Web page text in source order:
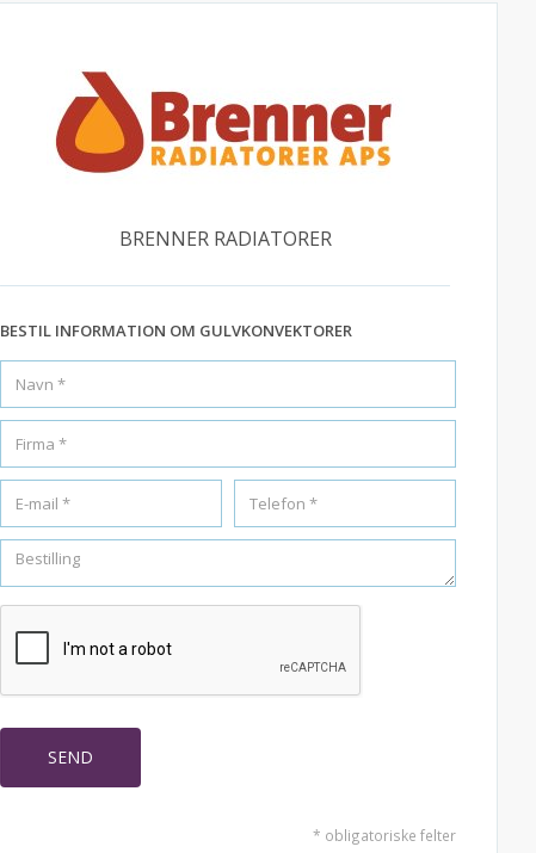
BRENNER RADIATORER
BESTIL INFORMATION OM GULVKONVEKTORER
* obligatoriske felter